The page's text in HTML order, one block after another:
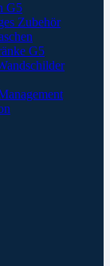
G5
Zubehör
G5